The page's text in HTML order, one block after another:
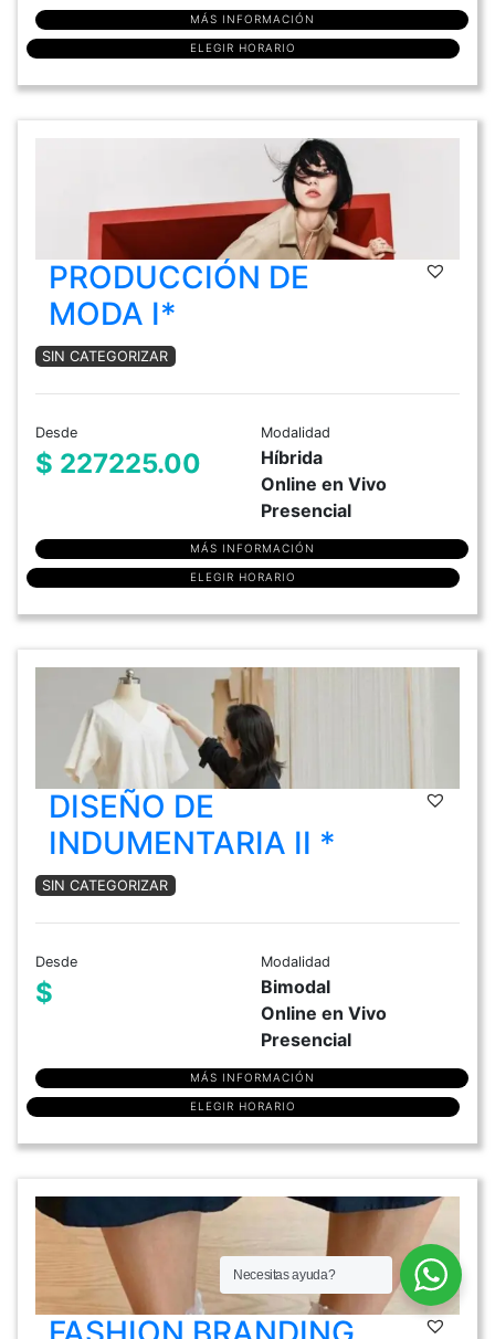
MÁS INFORMACIÓN
ELEGIR HORARIO
PRODUCCIÓN DE
MODA I*
SIN CATEGORIZAR
Desde
$ 227225.00
Modalidad
Híbrida
Online en Vivo
Presencial
MÁS INFORMACIÓN
ELEGIR HORARIO
DISEÑO DE
INDUMENTARIA II *
SIN CATEGORIZAR
Desde
$
Modalidad
Bimodal
Online en Vivo
Presencial
MÁS INFORMACIÓN
ELEGIR HORARIO
Necesitas ayuda?